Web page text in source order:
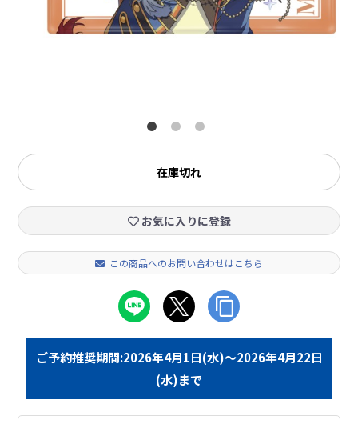
在庫切れ
お気に入りに登録
この商品へのお問い合わせはこちら
ご予約推奨期間:2026年4月1日(水)～2026年4月22日
(水)まで